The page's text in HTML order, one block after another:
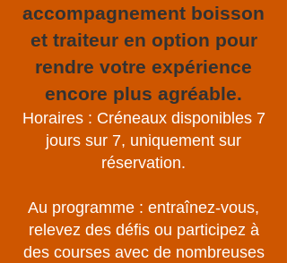
accompagnement boisson
et traiteur en option pour
rendre votre expérience
encore plus agréable.
Horaires : Créneaux disponibles 7
jours sur 7, uniquement sur
réservation.
Au programme : entraînez-vous,
relevez des défis ou participez à
des courses avec de nombreuses